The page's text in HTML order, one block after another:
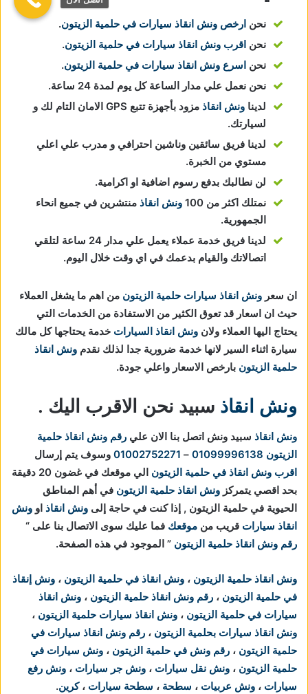
نحن ارخص ونش انقاذ سيارات في حلمية الزيتون.
نحن اقرب ونش انقاذ سيارات في حلمية الزيتون.
نحن اسرع ونش انقاذ سيارات في حلمية الزيتون.
نحن نعمل علي مدار الساعة كل يوم لمدة 24 ساعة.
لدينا ونش انقاذ
مزود بأجهزة تتبع GPS الامان التام لك و
لسيارتك.
لدينا فريق سائقين وناشين احترافي و مدرب علي اعلي
مستوي من الخبرة.
لن نطالبك بدفع رسوم اضافية او اكرامية.
نمتلك اكثر من 100
ونش انقاذ منتشرين في جميع انحاء
الجمهورية.
لدينا فريق خدمة عملاء يعمل علي مدار 24 ساعة لتلقي
اتصالاتك والقيام بدعمك في اي وقت خلال اليوم.
ان سعر ونش انقاذ سيارات حلمية الزيتون من اهم ما يشغل العملاء
حيث ان اسعار قد تعوق الكثير من الاستفادة من الخدمات التي
يحتاج اليها العملاء ولان ونش انقاذ السيارات خدمة يحتاجها كل مالك
سيارة اثناء السير لانها خدمة ضرورية جدا لذلك نقدم ونش انقاذ
حلمية الزيتون بارخص الاسعار واعلي جودة.
ونش انقاذ سبيد نحن الاقرب اليك .
ونش انقاذ سبيد ونش اتصل بنا الان علي رقم ونش انقاذ حلمية
الزيتون 01099996138
–
01002752271 وسوف يتم إرسال
اقرب ونش انقاذ في حلمية الزيتون
الي موقعك في غضون 20 دقيقة
بحد اقصي يتمركز ونش انقاذ حلمية الزيتون في أهم المناطق
الحيوية في حلمية الزيتون , إذا كنت في حاجة إلى ونش انقاذ او ونش
انقاذ سيارات قريب من موقعك فما عليك سوى الاتصال بنا على “
رقم ونش انقاذ حلمية الزيتون ” الموجود في هذه الصفحة.
ونش انقاذ حلمية الزيتون ، ونش انقاذ في حلمية الزيتون ، ونش إنقاذ
في حلمية الزيتون ، رقم ونش انقاذ حلمية الزيتون ، ونش انقاذ
سيارات في حلمية الزيتون ، ونش انقاذ سيارات حلمية الزيتون ،
ونش انقاذ سيارات بحلمية الزيتون ، رقم ونش انقاذ سيارات في
حلمية الزيتون ، رقم ونش في حلمية الزيتون ، ونش سيارات في
حلمية الزيتون ، ونش نقل سيارات ، ونش جر سيارات ، ونش رفع
سيارات ، ونش عربيات ، سطحة ، سطحة سيارات ،كرين.